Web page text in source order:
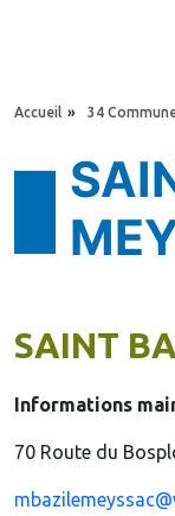
YOU ARE
Accueil » 34
SAINT
Informations
70 Route du